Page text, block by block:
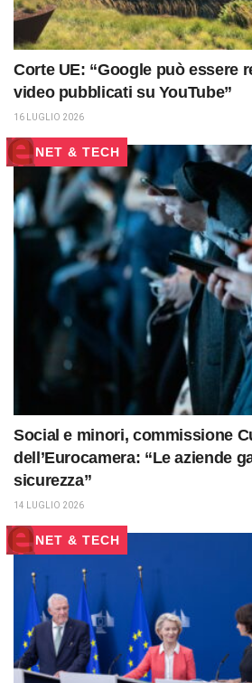
Corte UE: “Google può essere
video pubblicati su YouTube”
16 LUGLIO 2026
NET & TECH
Social e minori, commissione
dell’Eurocamera: “Le aziende
sicurezza”
14 LUGLIO 2026
NET & TECH